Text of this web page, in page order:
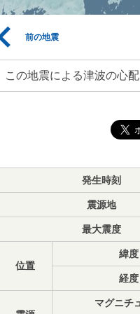
前の地震
この地震による津波の心配
発生時刻
震源地
最大震度
位置
緯度
経度
マグニチ